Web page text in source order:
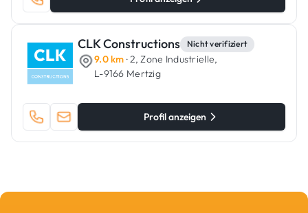
CLK Constructions Nicht verifiziert
9.0 km · 2, Zone Industrielle,
L-9166 Mertzig
Profil anzeigen